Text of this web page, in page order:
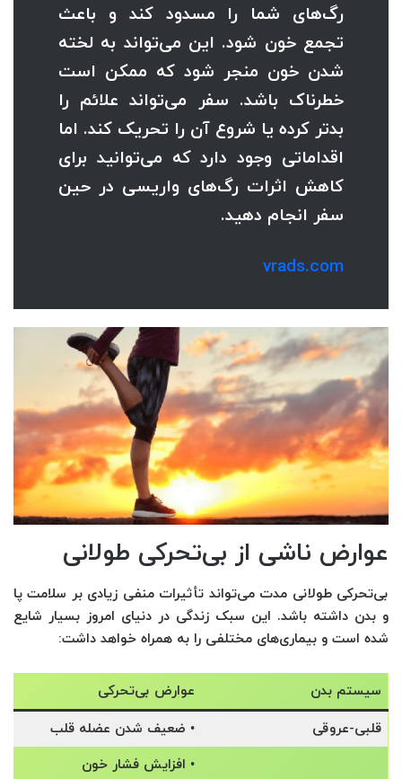
رگ‌های شما را مسدود کند و باعث
تجمع خون شود. این می‌تواند به لخته
شدن خون منجر شود که ممکن است
خطرناک باشد. سفر می‌تواند علائم را
بدتر کرده یا شروع آن را تحریک کند. اما
اقداماتی وجود دارد که می‌توانید برای
کاهش اثرات رگ‌های واریسی در حین
سفر انجام دهید.
vrads.com
عوارض ناشی از بی‌تحرکی طولانی
بی‌تحرکی طولانی مدت می‌تواند تأثیرات منفی زیادی بر سلامت پا
و بدن داشته باشد. این سبک زندگی در دنیای امروز بسیار شایع
شده است و بیماری‌های مختلفی را به همراه خواهد داشت:
سیستم بدن
عوارض بی‌تحرکی
قلبی-عروقی
• ضعیف شدن عضله قلب
• افزایش فشار خون